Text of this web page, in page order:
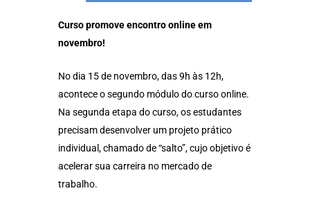
Curso promove encontro online em
novembro!
No dia 15 de novembro, das 9h às 12h,
acontece o segundo módulo do curso online.
Na segunda etapa do curso, os estudantes
precisam desenvolver um projeto prático
individual, chamado de “salto”, cujo objetivo é
acelerar sua carreira no mercado de
trabalho.